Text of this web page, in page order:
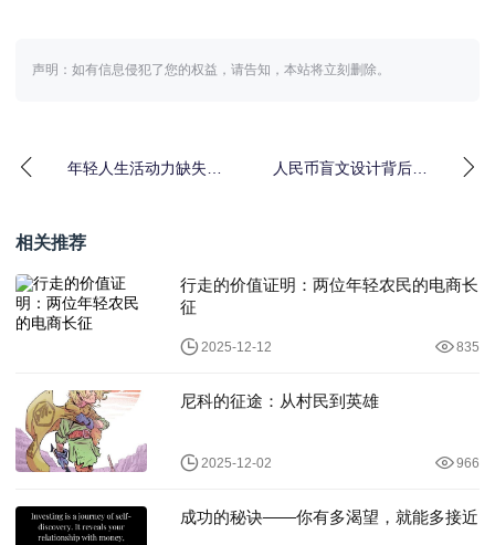
声明：如有信息侵犯了您的权益，请告知，本站将立刻删除。
年轻人生活动力缺失原
人民币盲文设计背后的
相关推荐
行走的价值证明：两位年轻农民的电商长
征
2025-12-12 835
尼科的征途：从村民到英雄
2025-12-02 966
成功的秘诀——你有多渴望，就能多接近